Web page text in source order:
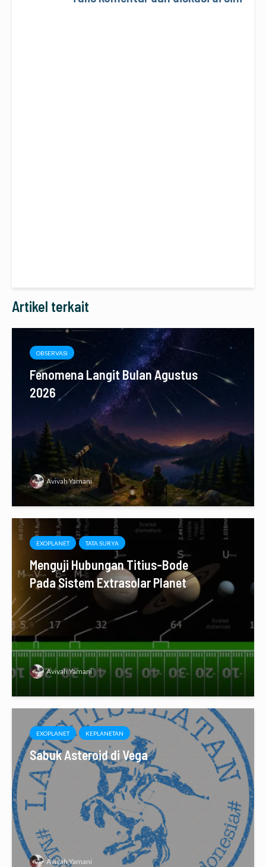
Artikel terkait
OBSERVASI
Fenomena Langit Bulan Agustus
2026
Avivah Yamani
EXOPLANET TATA SURYA
Menguji Hubungan Titius-Bode
Pada Sistem Extrasolar Planet
Avivah Yamani
EXOPLANET KEPLANETAN
Sabuk Asteroid di Vega
Avivah Yamani